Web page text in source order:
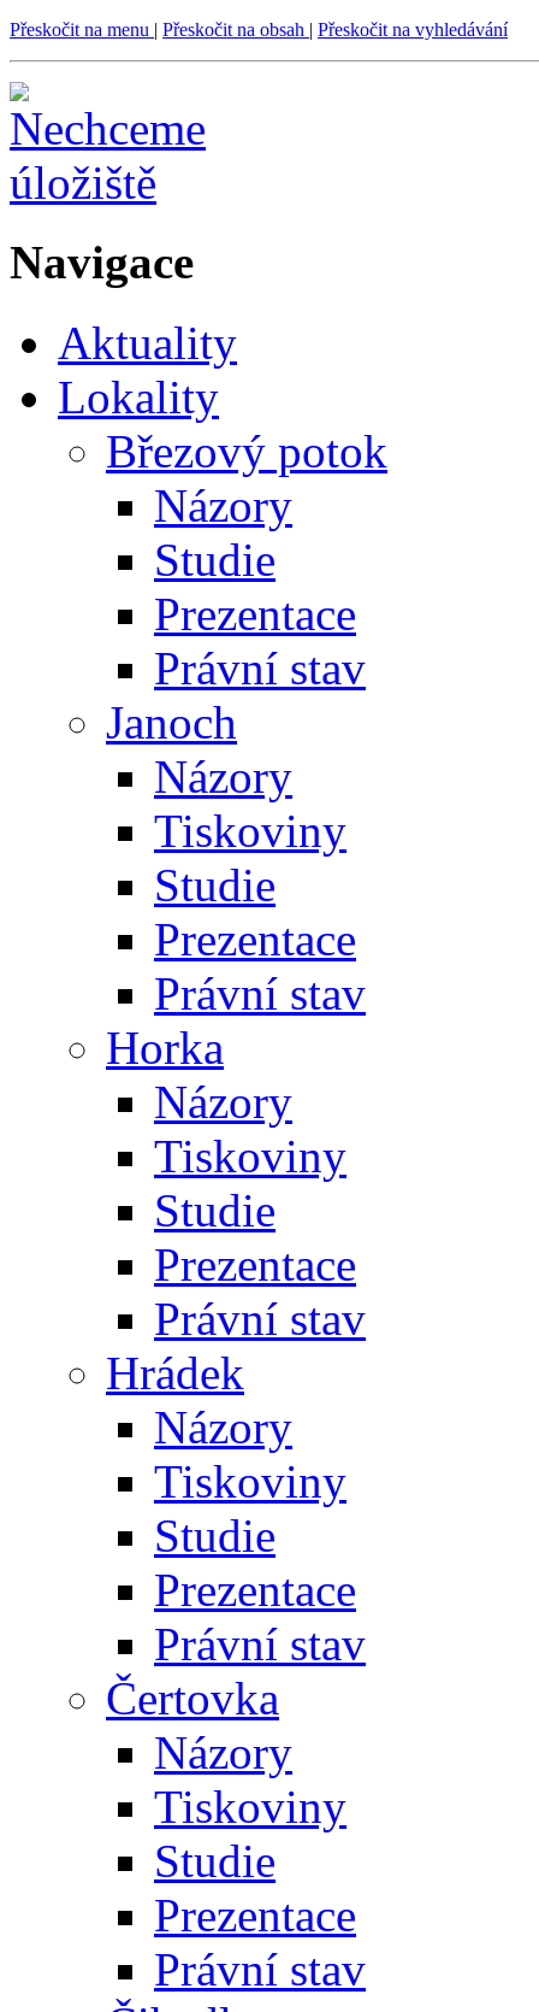
Přeskočit na menu | Přeskočit na obsah | Přeskočit na vyhledávání
Navigace
Aktuality
Lokality
Březový potok
Názory
Studie
Prezentace
Právní stav
Janoch
Názory
Tiskoviny
Studie
Prezentace
Právní stav
Horka
Názory
Tiskoviny
Studie
Prezentace
Právní stav
Hrádek
Názory
Tiskoviny
Studie
Prezentace
Právní stav
Čertovka
Názory
Tiskoviny
Studie
Prezentace
Právní stav